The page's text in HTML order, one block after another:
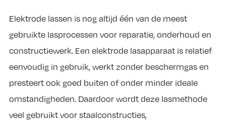
Elektrode lassen is nog altijd één van de meest
gebruikte lasprocessen voor reparatie, onderhoud en
constructiewerk. Een elektrode lasapparaat is relatief
eenvoudig in gebruik, werkt zonder beschermgas en
presteert ook goed buiten of onder minder ideale
omstandigheden. Daardoor wordt deze lasmethode
veel gebruikt voor staalconstructies,